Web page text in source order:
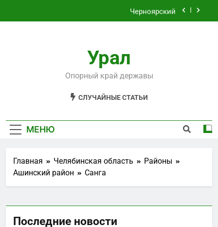
Черноярский
Староуткинск
Черноярский
Урал
Опорный край державы
СЛУЧАЙНЫЕ СТАТЬИ
МЕНЮ
Главная Челябинская область
Районы
Ашинский район
Санга
Последние новости